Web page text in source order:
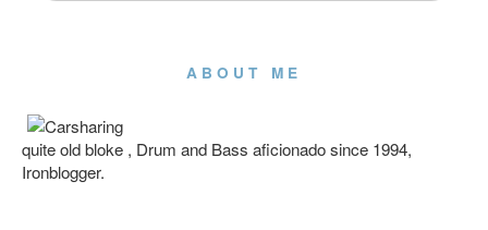
ABOUT ME
quite old bloke , Drum and Bass aficionado since 1994,
Ironblogger.